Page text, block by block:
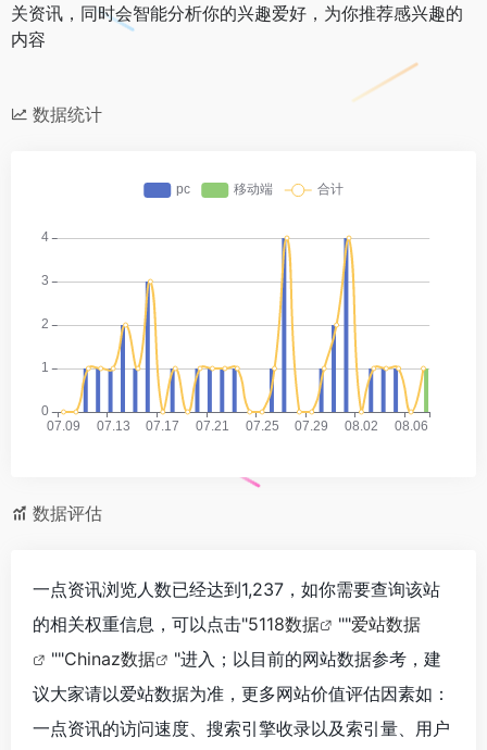
关资讯，同时会智能分析你的兴趣爱好，为你推荐感兴趣的
内容
数据统计
数据评估
一点资讯浏览人数已经达到1,237，如你需要查询该站
的相关权重信息，可以点击"5118数据 ""爱站数据
""Chinaz数据
"进入；以目前的网站数据参考，建
议大家请以爱站数据为准，更多网站价值评估因素如：
一点资讯的访问速度、搜索引擎收录以及索引量、用户